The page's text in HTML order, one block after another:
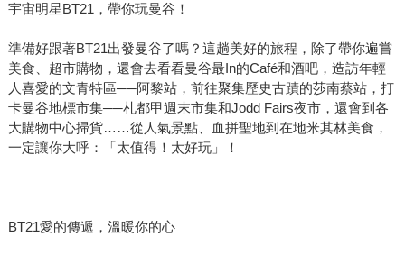
宇宙明星BT21，帶你玩曼谷！
準備好跟著BT21出發曼谷了嗎？這趟美好的旅程，除了帶你遍嘗
美食、超市購物，還會去看看曼谷最In的Café和酒吧，造訪年輕
人喜愛的文青特區──阿黎站，前往聚集歷史古蹟的莎南蔡站，打
卡曼谷地標市集──札都甲週末市集和Jodd Fairs夜市，還會到各
大購物中心掃貨……從人氣景點、血拼聖地到在地米其林美食，
一定讓你大呼：「太值得！太好玩」！
BT21愛的傳遞，溫暖你的心